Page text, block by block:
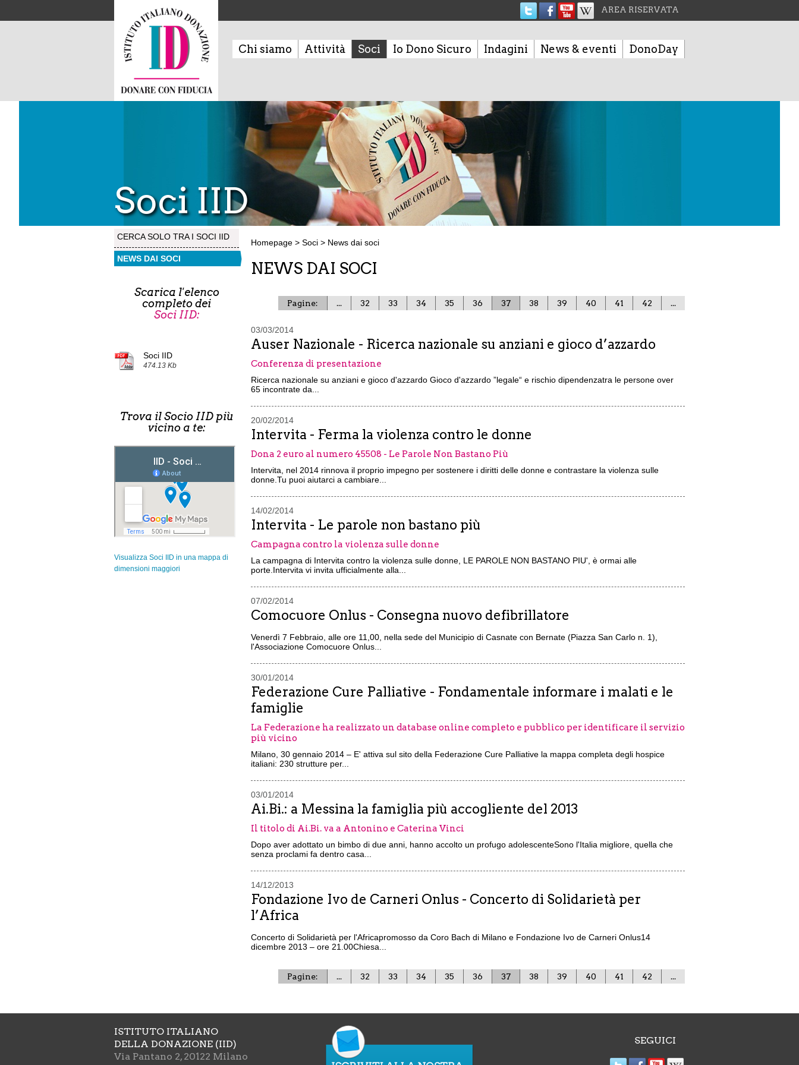
AREA RISERVATA
Chi siamo Attività Soci Io Dono Sicuro Indagini News & eventi DonoDay
Soci IID
CERCA SOLO TRA I SOCI IID
NEWS DAI SOCI
Scarica l'elenco
completo dei
Soci IID:
Soci IID
474.13 Kb
Trova il Socio IID più
vicino a te:
Visualizza Soci IID in una mappa di
dimensioni maggiori
Homepage > Soci > News dai soci
NEWS DAI SOCI
Pagine: ... 32 33 34 35 36 37 38 39 40 41 42 ...
03/03/2014
Auser Nazionale - Ricerca nazionale su anziani e gioco d’azzardo
Conferenza di presentazione
Ricerca nazionale su anziani e gioco d'azzardo Gioco d'azzardo ”legale“ e rischio dipendenzatra le persone over
65 incontrate da...
20/02/2014
Intervita - Ferma la violenza contro le donne
Dona 2 euro al numero 45508 - Le Parole Non Bastano Più
Intervita, nel 2014 rinnova il proprio impegno per sostenere i diritti delle donne e contrastare la violenza sulle
donne.Tu puoi aiutarci a cambiare...
14/02/2014
Intervita - Le parole non bastano più
Campagna contro la violenza sulle donne
La campagna di Intervita contro la violenza sulle donne, LE PAROLE NON BASTANO PIU', è ormai alle
porte.Intervita vi invita ufficialmente alla...
07/02/2014
Comocuore Onlus - Consegna nuovo defibrillatore
Venerdì 7 Febbraio, alle ore 11,00, nella sede del Municipio di Casnate con Bernate (Piazza San Carlo n. 1),
l'Associazione Comocuore Onlus...
30/01/2014
Federazione Cure Palliative - Fondamentale informare i malati e le
famiglie
La Federazione ha realizzato un database online completo e pubblico per identificare il servizio
più vicino
Milano, 30 gennaio 2014 – E' attiva sul sito della Federazione Cure Palliative la mappa completa degli hospice
italiani: 230 strutture per...
03/01/2014
Ai.Bi.: a Messina la famiglia più accogliente del 2013
Il titolo di Ai.Bi. va a Antonino e Caterina Vinci
Dopo aver adottato un bimbo di due anni, hanno accolto un profugo adolescenteSono l'Italia migliore, quella che
senza proclami fa dentro casa...
14/12/2013
Fondazione Ivo de Carneri Onlus - Concerto di Solidarietà per
l’Africa
Concerto di Solidarietà per l'Africapromosso da Coro Bach di Milano e Fondazione Ivo de Carneri Onlus14
dicembre 2013 – ore 21.00Chiesa...
Pagine: ... 32 33 34 35 36 37 38 39 40 41 42 ...
ISTITUTO ITALIANO
DELLA DONAZIONE (IID)
Via Pantano 2, 20122 Milano
SEGUICI